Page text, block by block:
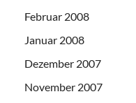
Februar 2008
Januar 2008
Dezember 2007
November 2007